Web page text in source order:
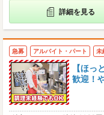
詳細を見る
急募 アルバイト・パート 未
【ほっ
歓迎！